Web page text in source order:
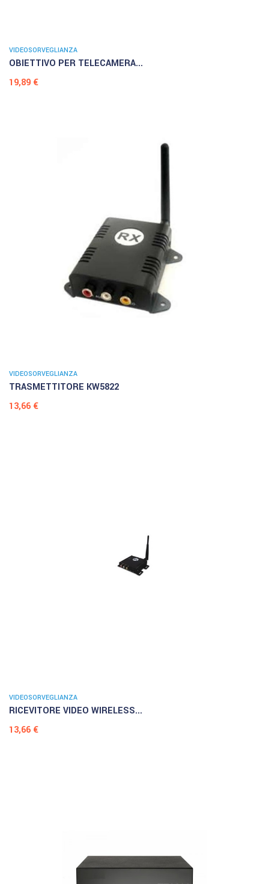
VIDEOSORVEGLIANZA
OBIETTIVO PER TELECAMERA...
Prezzo
19,89 €
VIDEOSORVEGLIANZA
TRASMETTITORE KW5822
Prezzo
13,66 €
VIDEOSORVEGLIANZA
RICEVITORE VIDEO WIRELESS...
Prezzo
13,66 €